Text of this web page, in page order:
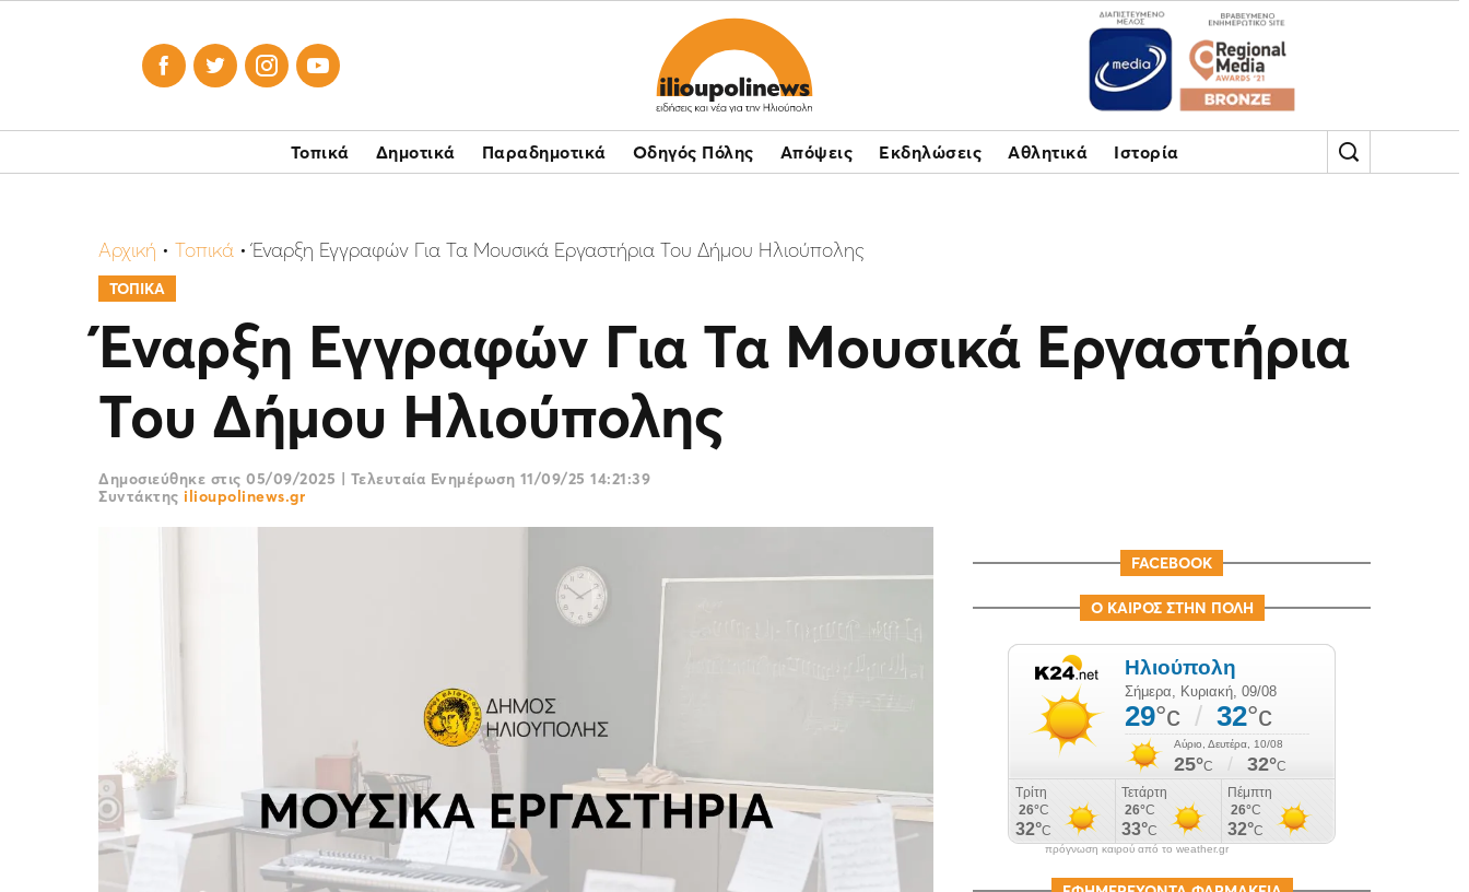
   
Τοπικά Δημοτικά Παραδημοτικά Οδηγός Πόλης Απόψεις Εκδηλώσεις Αθλητικά Ιστορία
Αρχική • Τοπικά •Έναρξη Εγγραφών Για Τα Μουσικά Εργαστήρια Του Δήμου Ηλιούπολης
ΤΟΠΙΚΑ
Έναρξη Εγγραφών Για Τα Μουσικά Εργαστήρια
Του Δήμου Ηλιούπολης
Δημοσιεύθηκε στις 05/09/2025 | Τελευταία Ενημέρωση 11/09/25 14:21:39
Συντάκτης ilioupolinews.gr
FACEBOOK
Ο ΚΑΙΡΟΣ ΣΤΗΝ ΠΟΛΗ
πρόγνωση καιρού από το weather.gr